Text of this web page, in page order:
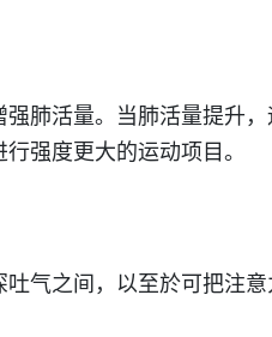
肺活量。当肺活量提升
强度更大的运动项目。
气之间，以至於可把注